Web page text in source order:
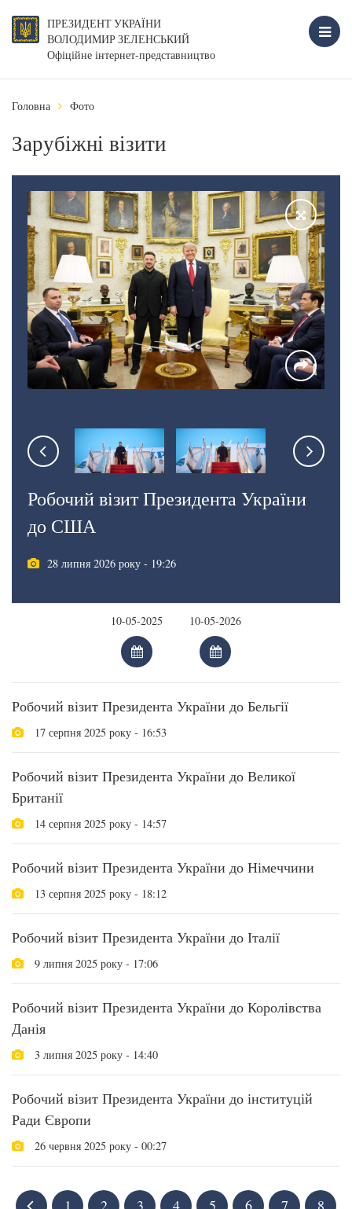
ПРЕЗИДЕНТ УКРАЇНИ
ВОЛОДИМИР ЗЕЛЕНСЬКИЙ
Офіційне інтернет-представництво
Головна Фото
Зарубіжні візити
Робочий візит Президента України
до США
28 липня 2026 року - 19:26
Робочий візит Президента України до Бельгії
17 серпня 2025 року - 16:53
Робочий візит Президента України до Великої
Британії
14 серпня 2025 року - 14:57
Робочий візит Президента України до Німеччини
13 серпня 2025 року - 18:12
Робочий візит Президента України до Італії
9 липня 2025 року - 17:06
Робочий візит Президента України до Королівства
Данія
3 липня 2025 року - 14:40
Робочий візит Президента України до інституцій
Ради Європи
26 червня 2025 року - 00:27
1 2 3 4 5 6 7
8